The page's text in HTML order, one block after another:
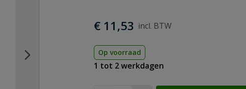
€ 11,53
Op voorraad
1 tot 2 werkdagen